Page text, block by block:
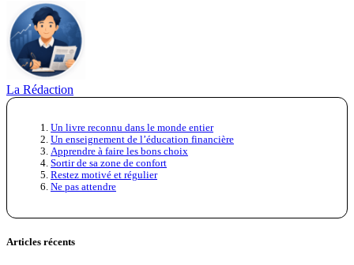
La Rédaction
Un livre reconnu dans le monde entier
Un enseignement de l’éducation financière
Apprendre à faire les bons choix
Sortir de sa zone de confort
Restez motivé et régulier
Ne pas attendre
Articles récents